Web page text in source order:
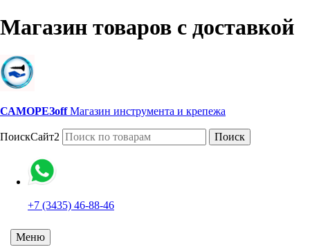
Магазин товаров с доставкой
САМОРЕЗoff Магазин инструмента и крепежа
ПоискСайт2 Поиск
+7 (3435) 46-88-46
Меню